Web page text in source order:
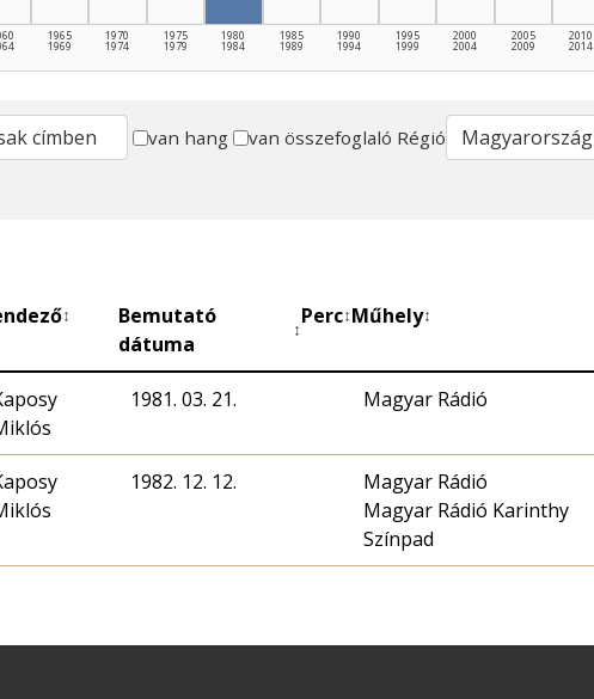
1965
1969
1970
1974
1975
1979
1980
1984
1985
1989
1990
1994
1995
1999
2000
2004
2005
2009
2010
2014
van hang van összefoglaló Régió
↕
Bemutató
dátuma
↕
Perc↕Műhely↕
1981. 03. 21. Magyar Rádió
1982. 12. 12.
Magyar Rádió
Magyar Rádió Karinthy
Színpad